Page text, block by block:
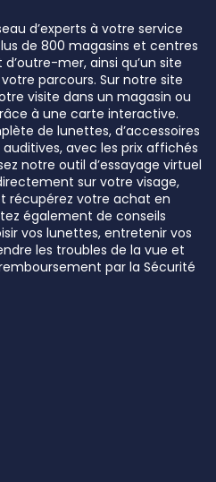
d’experts à votre service
de 800 magasins et centres
mer, ainsi qu’un site
parcours. Sur notre site
visite dans un magasin ou
à une carte interactive.
de lunettes, d’accessoires
avec les prix affichés
notre outil d’essayage virtuel
sur votre visage,
récupérez votre achat en
également de conseils
vos lunettes, entretenir vos
les troubles de la vue et
par la Sécurité